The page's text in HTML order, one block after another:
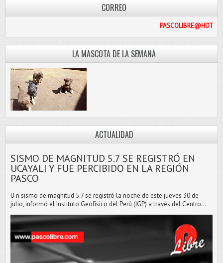
CORREO
LA MASCOTA DE LA SEMANA
ACTUALIDAD
SISMO DE MAGNITUD 5.7 SE REGISTRÓ EN
UCAYALI Y FUE PERCIBIDO EN LA REGIÓN
PASCO
U n sismo de magnitud 5.7 se registró la noche de este jueves 30 de
julio, informó el Instituto Geofísico del Perú (IGP) a través del Centro...